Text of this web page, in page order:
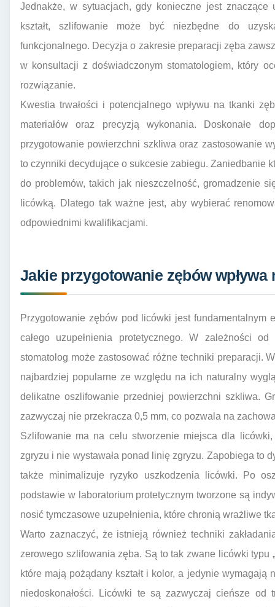
Jednakże, w sytuacjach, gdy konieczne jest
kształt, szlifowanie może być niezbędne do
funkcjonalnego. Decyzja o zakresie preparacji zęba
w konsultacji z doświadczonym stomatologiem, który
rozwiązanie.
Kwestia trwałości i potencjalnego wpływu na tkanki
materiałów oraz precyzją wykonania. Doskonałe
przygotowanie powierzchni szkliwa oraz zastosowanie
to czynniki decydujące o sukcesie zabiegu. Zaniedbanie
do problemów, takich jak nieszczelność, gromadzenie
licówką. Dlatego tak ważne jest, aby wybierać
odpowiednimi kwalifikacjami.
Jakie przygotowanie zębów wpływa
Przygotowanie zębów pod licówki jest fundamentalnym
całego uzupełnienia protetycznego. W zależności
stomatolog może zastosować różne techniki preparacji.
najbardziej popularne ze względu na ich naturalny
delikatne oszlifowanie przedniej powierzchni szkliwa.
zazwyczaj nie przekracza 0,5 mm, co pozwala na
Szlifowanie ma na celu stworzenie miejsca dla
zgryzu i nie wystawała ponad linię zgryzu. Zapobiega to
także minimalizuje ryzyko uszkodzenia licówki. Po
podstawie w laboratorium protetycznym tworzone są
nosić tymczasowe uzupełnienia, które chronią wrażliwe
Warto zaznaczyć, że istnieją również techniki
zerowego szlifowania zęba. Są to tak zwane licówki typu
które mają pożądany kształt i kolor, a jedynie
niedoskonałości. Licówki te są zazwyczaj cieńsze od